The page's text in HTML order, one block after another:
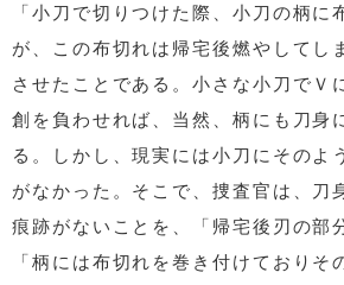
「小刀で切りつけた際、小刀の柄に
が、この布切れは帰宅後燃やしてし
させたことである。小さな小刀でＶ
創を負わせれば、当然、柄にも刀身
る。しかし、現実には小刀にそのよ
がなかった。そこで、捜査官は、刀
痕跡がないことを、「帰宅後刃の部
「柄には布切れを巻き付けておりそ